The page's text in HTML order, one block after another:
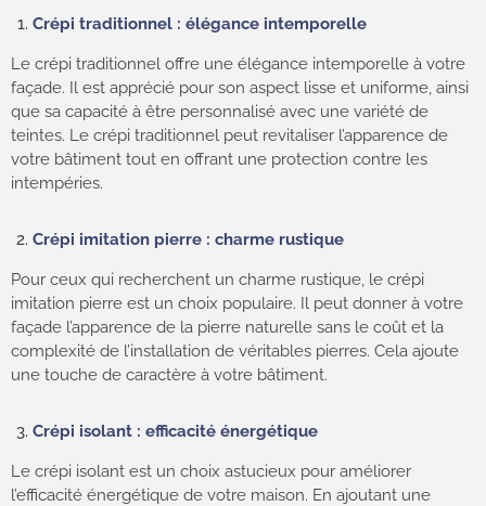
Crépi traditionnel : élégance intemporelle
Le crépi traditionnel offre une élégance intemporelle à votre
façade. Il est apprécié pour son aspect lisse et uniforme, ainsi
que sa capacité à être personnalisé avec une variété de
teintes. Le crépi traditionnel peut revitaliser l’apparence de
votre bâtiment tout en offrant une protection contre les
intempéries.
Crépi imitation pierre : charme rustique
Pour ceux qui recherchent un charme rustique, le crépi
imitation pierre est un choix populaire. Il peut donner à votre
façade l’apparence de la pierre naturelle sans le coût et la
complexité de l’installation de véritables pierres. Cela ajoute
une touche de caractère à votre bâtiment.
Crépi isolant : efficacité énergétique
Le crépi isolant est un choix astucieux pour améliorer
l’efficacité énergétique de votre maison. En ajoutant une